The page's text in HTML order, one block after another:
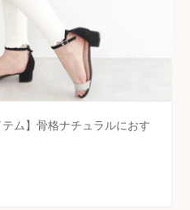
ム】骨格ナチュラルにおす